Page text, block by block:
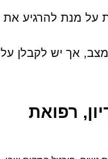
על מנת להרגיע את
אך יש לקבלן על
רפואת